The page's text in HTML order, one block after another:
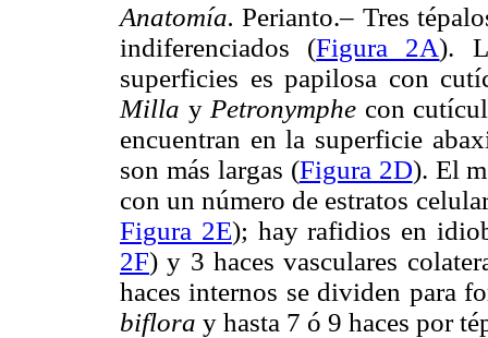
Anatomía.Perianto.– Tres
indiferenciados (Figura 2A).
superficies es papilosa con
Milla y Petronymphe con
encuentran en la superficie
son más largas (Figura 2D). El
con un número de estratos
Figura 2E); hay rafidios en
2F) y 3 haces vasculares
haces internos se dividen para
biflora y hasta 7 ó 9 haces por